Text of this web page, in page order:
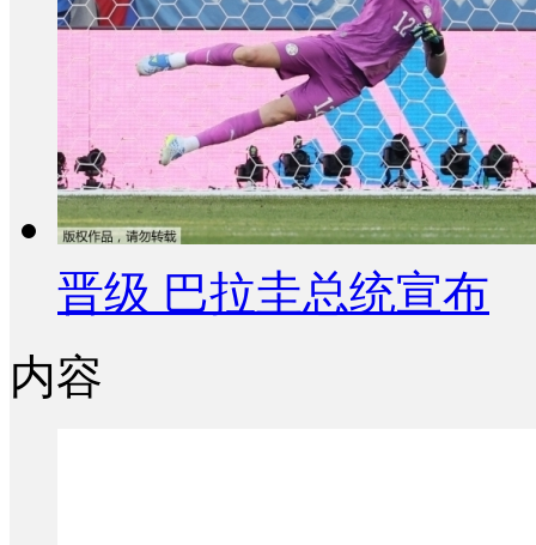
晋级 巴拉圭总统宣布
内容